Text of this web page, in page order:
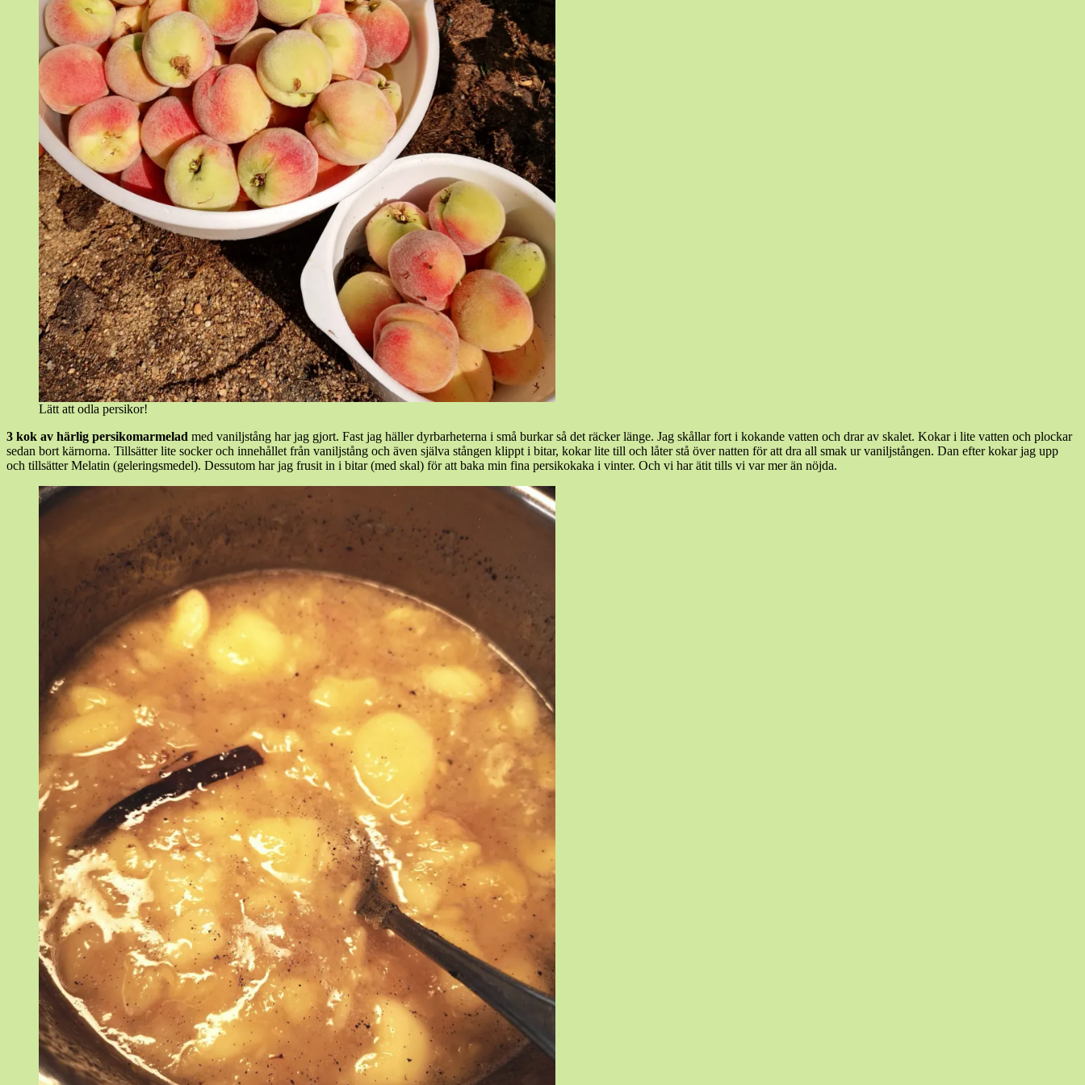
Lätt att odla persikor!
3 kok av härlig persikomarmelad med vaniljstång har jag gjort. Fast jag häller dyrbarheterna i små burkar så det räcker länge. Jag skållar fort i kokande vatten och drar av skalet. Kokar i lite vatten och plockar
sedan bort kärnorna. Tillsätter lite socker och innehållet från vaniljstång och även själva stången klippt i bitar, kokar lite till och låter stå över natten för att dra all smak ur vaniljstången. Dan efter kokar jag upp
och tillsätter Melatin (geleringsmedel). Dessutom har jag frusit in i bitar (med skal) för att baka min fina persikokaka i vinter. Och vi har ätit tills vi var mer än nöjda.